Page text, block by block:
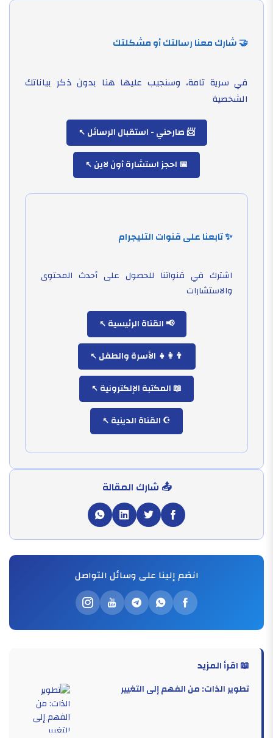
🤝 شارك معنا رسالتك أو مشكلتك
في سرية تامة، وسنجيب عليها هنا بدون ذكر بياناتك
الشخصية
📨 صارحني - استقبال الرسائل
📅 احجز استشارة أون لاين
✨ تابعنا على قنوات التليجرام
اشترك في قنواتنا للحصول على أحدث المحتوى
والاستشارات
📢 القناة الرئيسية
👨‍👩‍👧 الأسرة والطفل
📖 المكتبة الإلكترونية
☪️ القناة الدينية
📤 شارك المقالة
انضم إلينا على وسائل التواصل
📖 اقرأ المزيد
تطوير الذات: من الفهم إلى التغيير